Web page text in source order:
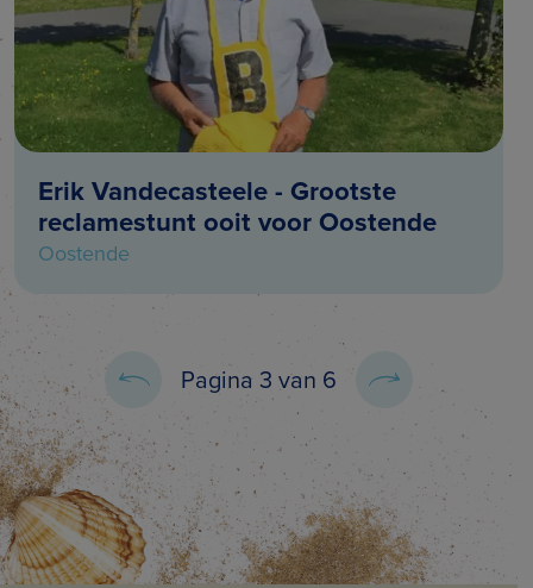
Erik Vandecasteele - Grootste
reclamestunt ooit voor Oostende
Oostende
Pagina 3 van 6